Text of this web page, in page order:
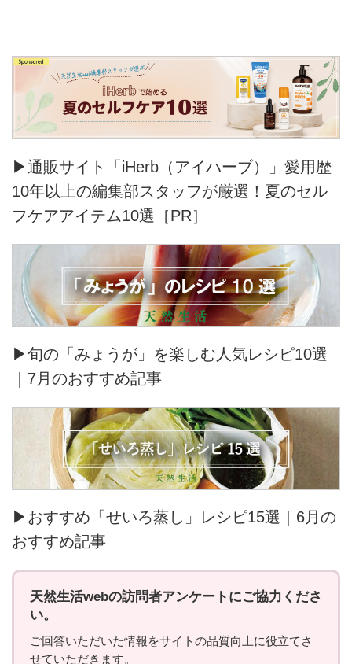
▶通販サイト「iHerb（アイハーブ）」愛用歴
10年以上の編集部スタッフが厳選！夏のセル
フケアアイテム10選［PR］
▶旬の「みょうが」を楽しむ人気レシピ10選
｜7月のおすすめ記事
▶おすすめ「せいろ蒸し」レシピ15選｜6月の
おすすめ記事